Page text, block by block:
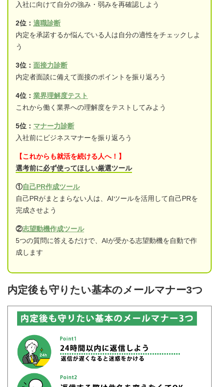
入社に向けて自分の強み・弱みを再確認しよう
2位： 適職診断
内定を承諾するか悩んでいる人は自分の適性をチェックしよ
う
3位： 面接力診断
内定者面談に備えて面接のポイントを振り返ろう
4位： 業界理解度テスト
これから働く業界への理解度をテストしてみよう
5位： マナー力診断
入社前にビジネスマナーを振り返ろう
【これからも就活を続ける人へ！】
選考前に必ず使ってほしい厳選ツール
①自己PR作成ツール
自己PRがまとまらない人は、AIツールを活用して自己PRを
完成させよう
②志望動機作成ツール
5つの質問に答えるだけで、AIが受かる志望動機を自動で作
成します
内定後も守りたい基本のメールマナー3つ